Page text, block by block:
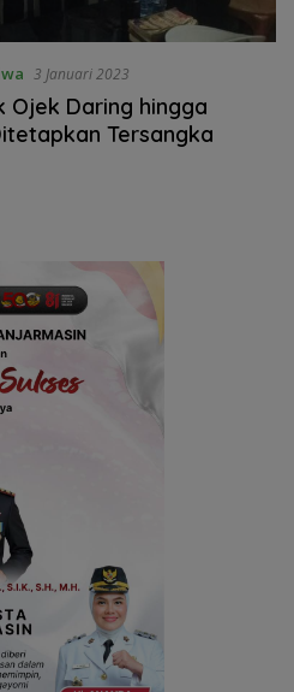
3 Januari 2023
Ojek Daring hingga
Tersangka